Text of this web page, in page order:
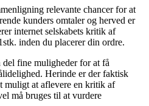
relevante chancer for at
kunders omtaler og herved er
internet selskabets kritik af
inden du placerer din ordre.
del fine muligheder for at få
Herinde er der faktisk
muligt at aflevere en kritik af
må bruges til at vurdere